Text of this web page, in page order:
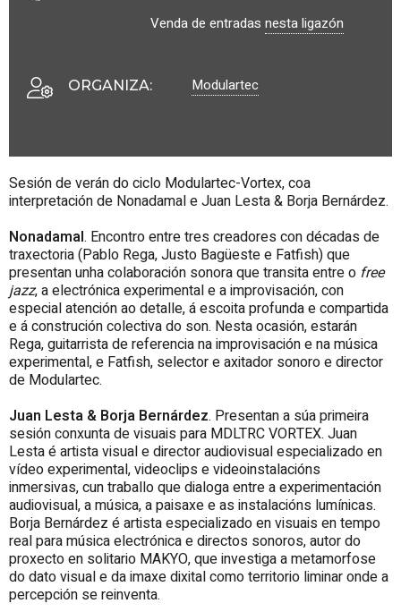
Venda de entradas nesta ligazón
ORGANIZA: Modulartec
Sesión de verán do ciclo Modulartec-Vortex, coa
interpretación de Nonadamal e Juan Lesta & Borja Bernárdez.
Nonadamal. Encontro entre tres creadores con décadas de
traxectoria (Pablo Rega,Justo Bagüeste e Fatfish) que
presentan unha colaboración sonora que transita entre o free
jazz, a electrónica experimental e a improvisación, con
especial atención ao detalle, á escoita profunda e compartida
e á construción colectiva do son. Nesta ocasión, estarán
Rega, guitarrista de referencia na improvisación e na música
experimental, e Fatfish, selector e axitador sonoro e director
de Modulartec.
Juan Lesta & Borja Bernárdez. Presentan a súa primeira
sesión conxunta de visuais para MDLTRC VORTEX. Juan
Lesta é artista visual e director audiovisual especializado en
vídeo experimental, videoclips e videoinstalacións
inmersivas, cun traballo que dialoga entre a experimentación
audiovisual, a música, a paisaxe e as instalacións lumínicas.
Borja Bernárdez é artista especializado en visuais en tempo
real para música electrónica e directos sonoros, autor do
proxecto en solitario MAKYO, que investiga a metamorfose
do dato visual e da imaxe dixital como territorio liminar onde a
percepción se reinventa.